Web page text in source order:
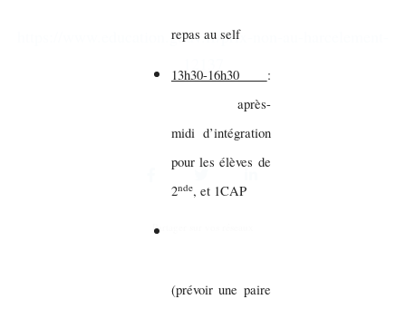
repas au self
13h30-16h30 :
après-
midi d’intégration
pour les élèves de
2nde, et 1CAP
(prévoir une paire
https://www.education.gouv.fr/prix-non-au-harcelement-
Partager sur vos réseaux